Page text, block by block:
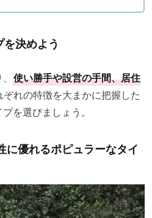
決めよう
使い勝手や設営の手間、居住
ぞれの特徴を大まかに把握した
を選びましょう。
に優れるポピュラーなタイ